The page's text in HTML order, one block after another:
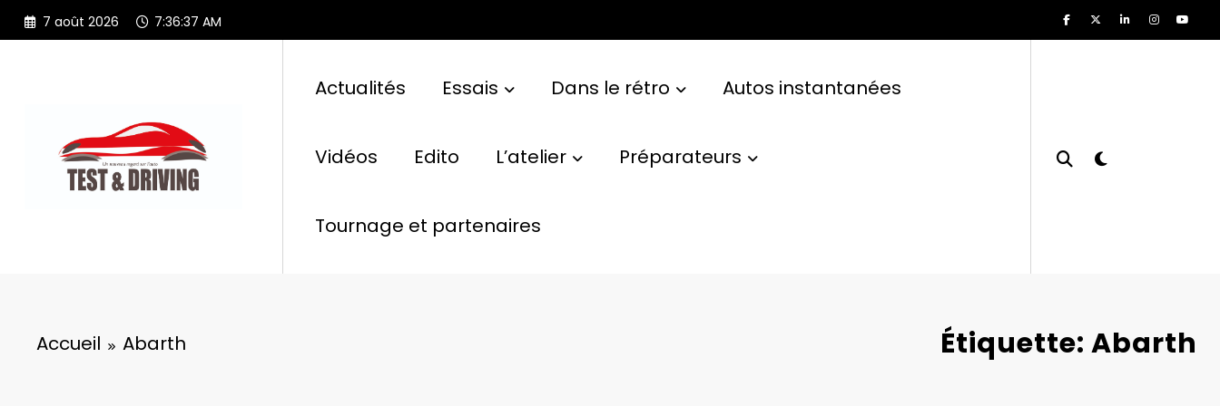
Aller
7 août 2026 7:36:38 AM
Actualités Essais Dans le rétro Autos instantanées
Vidéos Edito L’atelier Préparateurs
Tournage et partenaires
Accueil Abarth Étiquette: Abarth